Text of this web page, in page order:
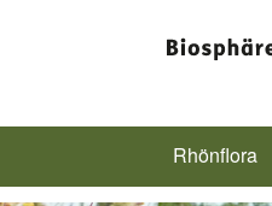
Rhönflora